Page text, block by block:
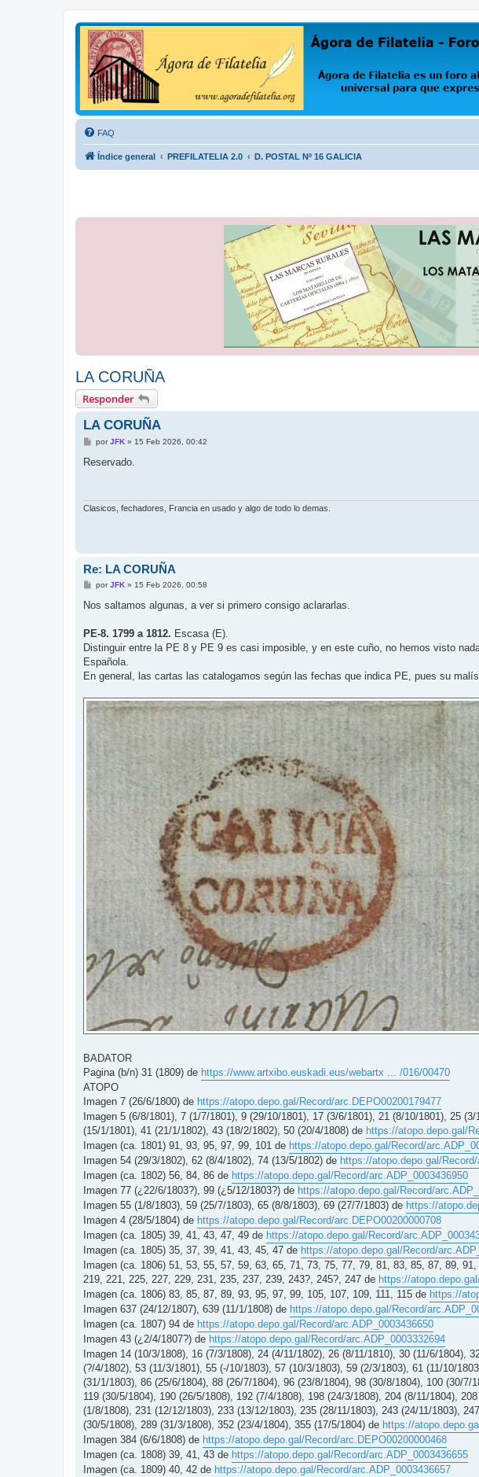
Ágora de Filatelia
Foro sobre filatelia o sobre lo que se tercie. Ágora de Filatelia es un foro abierto que Afinet ofrece a la
FAQ
Índice general PREFILATELIA 2.0 D. POSTAL Nº 16 GALICIA
LA CORUÑA
Responder
LA CORUÑA
M
n
porJFK» 15 Feb 2026, 00:42
Reservado.
Clasicos, fechadores, Francia en usado y algo de todo lo demas.
Re: LA CORUÑA
M
n
j
porJFK» 15 Feb 2026, 00:58
Nos saltamos algunas, a ver si primero consigo aclararlas.
PE-8. 1799 a 1812. Escasa (E).
Distinguir entre la PE 8 y PE 9 es casi imposible, y en este cuño, no hemos visto
Española.
En general, las cartas las catalogamos según las fechas que indica PE, pues su
BADATOR
Pagina (b/n) 31 (1809) de https://www.artxibo.euskadi.eus/webartx ... /016/00470
ATOPO
Imagen 7 (26/6/1800) de https://atopo.depo.gal/Record/arc.DEPO00200179477
Imagen 5 (6/8/1801), 7 (1/7/1801), 9 (29/10/1801), 17 (3/6/1801), 21 (8/10/1801), 25
(15/1/1801), 41 (21/1/1802), 43 (18/2/1802), 50 (20/4/1808) de https://atopo.depo.gal/
Imagen (ca. 1801) 91, 93, 95, 97, 99, 101 de https://atopo.depo.gal/Record/
Imagen 54 (29/3/1802), 62 (8/4/1802), 74 (13/5/1802) de https://atopo.depo.gal/
Imagen (ca. 1802) 56, 84, 86 de https://atopo.depo.gal/Record/arc.ADP_0003436950
Imagen 77 (¿22/6/1803?), 99 (¿5/12/1803?) de https://atopo.depo.gal/Record/
Imagen 55 (1/8/1803), 59 (25/7/1803), 65 (8/8/1803), 69 (27/7/1803) de https://
Imagen 4 (28/5/1804) de https://atopo.depo.gal/Record/arc.DEPO00200000708
Imagen (ca. 1805) 39, 41, 43, 47, 49 de https://atopo.depo.gal/Record/
Imagen (ca. 1805) 35, 37, 39, 41, 43, 45, 47 de https://atopo.depo.gal/Record/
Imagen (ca. 1806) 51, 53, 55, 57, 59, 63, 65, 71, 73, 75, 77, 79, 81, 83, 85, 87, 89,
219, 221, 225, 227, 229, 231, 235, 237, 239, 243?, 245?, 247 de https://
Imagen (ca. 1806) 83, 85, 87, 89, 93, 95, 97, 99, 105, 107, 109, 111, 115 de https://
Imagen 637 (24/12/1807), 639 (11/1/1808) de https://atopo.depo.gal/Record/
Imagen (ca. 1807) 94 de https://atopo.depo.gal/Record/arc.ADP_0003436650
Imagen 43 (¿2/4/1807?) de https://atopo.depo.gal/Record/arc.ADP_0003332694
Imagen 14 (10/3/1808), 16 (7/3/1808), 24 (4/11/1802), 26 (8/11/1810), 30 (11/6/1804),
(?/4/1802), 53 (11/3/1801), 55 (-/10/1803), 57 (10/3/1803), 59 (2/3/1803), 61 (11/10/
(31/1/1803), 86 (25/6/1804), 88 (26/7/1804), 96 (23/8/1804), 98 (30/8/1804), 100 (30/7/
119 (30/5/1804), 190 (26/5/1808), 192 (7/4/1808), 198 (24/3/1808), 204 (8/11/1804),
(1/8/1808), 231 (12/12/1803), 233 (13/12/1803), 235 (28/11/1803), 243 (24/11/1803),
(30/5/1808), 289 (31/3/1808), 352 (23/4/1804), 355 (17/5/1804) de https://
Imagen 384 (6/6/1808) de https://atopo.depo.gal/Record/arc.DEPO00200000468
Imagen (ca. 1808) 39, 41, 43 de https://atopo.depo.gal/Record/arc.ADP_0003436655
Imagen (ca. 1809) 40, 42 de https://atopo.depo.gal/Record/arc.ADP_0003436657